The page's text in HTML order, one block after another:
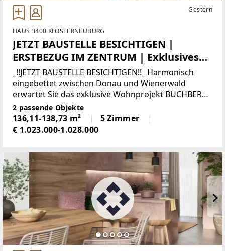
Gestern
HAUS 3400 KLOSTERNEUBURG
JETZT BAUSTELLE BESICHTIGEN |
ERSTBEZUG IM ZENTRUM | Exklusives
Townhouse Nähe Stadtplatz |
Südwestseitiger Eigengarten | Sole-
Wasser-Wärmepumpe | 2 TG-Stellplätze
_!!JETZT BAUSTELLE BESICHTIGEN!!_ Harmonisch
eingebettet zwischen Donau und Wienerwald
erwartet Sie das exklusive Wohnprojekt BUCHBERG
15. Fünf lichtdurchflutete Townhouses entstehen im
Herzen von Klosterneuburg und sind voll und
2 passende Objekte
136,11-138,73 m²
5 Zimmer
€ 1.023.000-1.028.000